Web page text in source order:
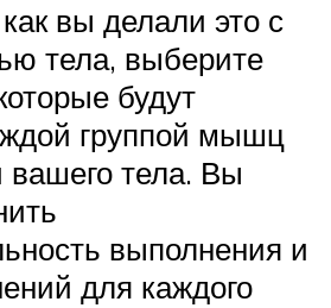
вы делали это с
тела, выберите
будут
группой мышц
вашего тела. Вы
выполнения и
для каждого